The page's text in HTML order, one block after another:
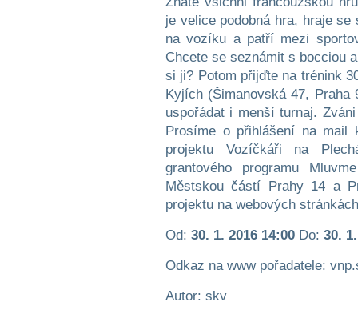
je velice podobná hra, hraje
na vozíku a patří mezi
Chcete se seznámit s bocciou
si ji? Potom přijďte na trénink
Kyjích (Šimanovská 47, Praha
uspořádat i menší turnaj.
Prosíme o přihlášení na mail
projektu Vozíčkáři na
grantového programu
Městskou částí Prahy 14 a
projektu na webových
Od: 30. 1. 2016 14:00 Do: 30.
Odkaz na www pořadatele:
Autor: skv